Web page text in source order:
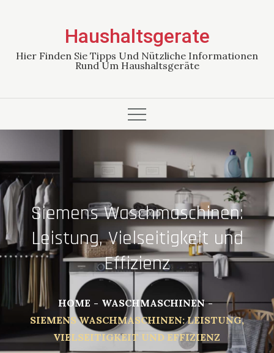
Haushaltsgerate
Hier Finden Sie Tipps Und Nützliche Informationen
Rund Um Haushaltsgeräte
Siemens Waschmaschinen:
Leistung, Vielseitigkeit und
Effizienz
HOME
WASCHMASCHINEN
SIEMENS WASCHMASCHINEN: LEISTUNG,
VIELSEITIGKEIT UND EFFIZIENZ